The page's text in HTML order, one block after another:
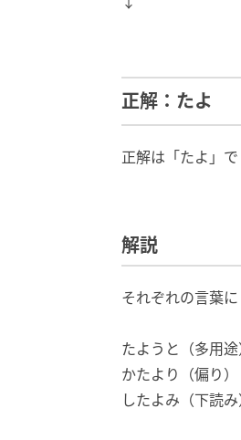
正解：たよ
正解は「たよ」で
解説
それぞれの言葉
たようと（多用途
かたより（偏り）
したよみ（下読み